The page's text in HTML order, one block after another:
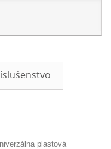
plastová